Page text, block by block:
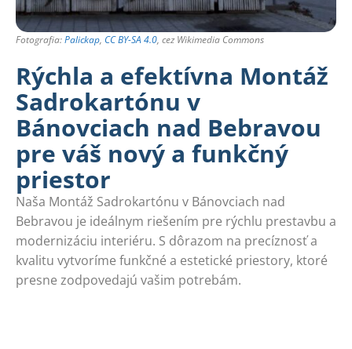
Fotografia:Palickap, CC BY-SA 4.0, cez Wikimedia Commons
Rýchla a efektívna Montáž
Sadrokartónu v
Bánovciach nad Bebravou
pre váš nový a funkčný
priestor
Naša Montáž Sadrokartónu v Bánovciach nad
Bebravou je ideálnym riešením pre rýchlu prestavbu a
modernizáciu interiéru. S dôrazom na precíznosť a
kvalitu vytvoríme funkčné a estetické priestory, ktoré
presne zodpovedajú vašim potrebám.